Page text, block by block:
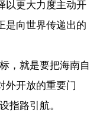
以更大力度主动开
是向世界传递出的
，就是要把海南自
外开放的重要门
指路引航。